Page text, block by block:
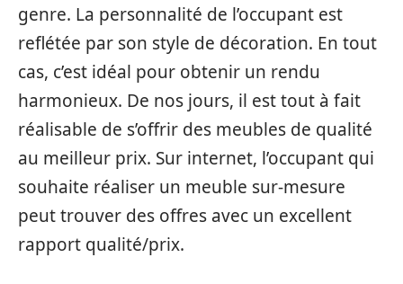
genre. La personnalité de l’occupant est
reflétée par son style de décoration. En tout
cas, c’est idéal pour obtenir un rendu
harmonieux. De nos jours, il est tout à fait
réalisable de s’offrir des meubles de qualité
au meilleur prix. Sur internet, l’occupant qui
souhaite réaliser un meuble sur-mesure
peut trouver des offres avec un excellent
rapport qualité/prix.